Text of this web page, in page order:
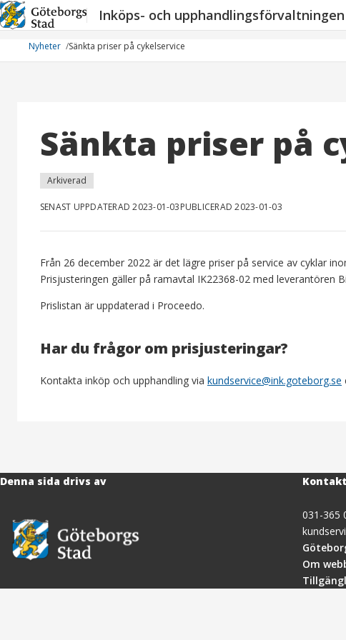
Hoppa
till
innehåll
Inköps- och upphandlingsförvaltningen
Nyheter Sänkta priser på cykelservice
Sänkta priser på
Arkiverad
SENAST UPPDATERAD 2023-01-03PUBLICERAD 2023-01-03
Från 26 december 2022 är det lägre priser på service av cyklar
Prisjusteringen gäller på ramavtal IK22368-02 med leverantören
Prislistan är uppdaterad i Proceedo.
Har du frågor om prisjusteringar?
Kontakta inköp och upphandling via kundservice@ink.goteborg.se
Denna sida drivs av
031-365
Om